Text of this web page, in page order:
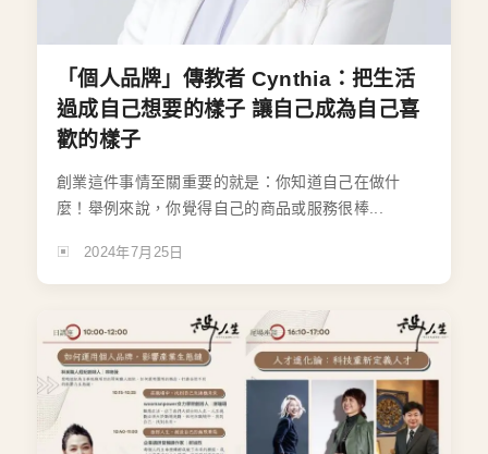
「個人品牌」傳教者 Cynthia：把生活
過成自己想要的樣子 讓自己成為自己喜
歡的樣子
創業這件事情至關重要的就是：你知道自己在做什
麼！舉例來說，你覺得自己的商品或服務很棒...
2024年7月25日